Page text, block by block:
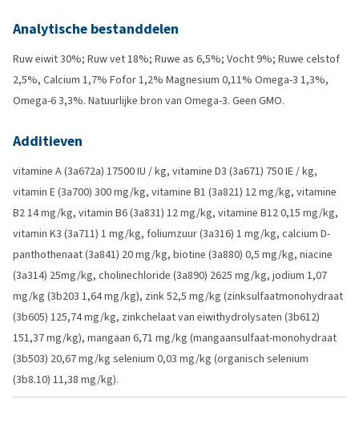
Analytische bestanddelen
Ruw eiwit 30%; Ruw vet 18%; Ruwe as 6,5%; Vocht 9%; Ruwe celstof
2,5%, Calcium 1,7% Fofor 1,2% Magnesium 0,11% Omega-3 1,3%,
Omega-6 3,3%. Natuurlijke bron van Omega-3. Geen GMO.
Additieven
vitamine A (3a672a) 17500 IU / kg, vitamine D3 (3a671) 750 IE / kg,
vitamin E (3a700) 300 mg/kg, vitamine B1 (3a821) 12 mg/kg, vitamine
B2 14 mg/kg, vitamin B6 (3a831) 12 mg/kg, vitamine B12 0,15 mg/kg,
vitamin K3 (3a711) 1 mg/kg, foliumzuur (3a316) 1 mg/kg, calcium D-
panthothenaat (3a841) 20 mg/kg, biotine (3a880) 0,5 mg/kg, niacine
(3a314) 25mg/kg, cholinechloride (3a890) 2625 mg/kg, jodium 1,07
mg/kg (3b203 1,64 mg/kg), zink 52,5 mg/kg (zinksulfaatmonohydraat
(3b605) 125,74 mg/kg, zinkchelaat van eiwithydrolysaten (3b612)
151,37 mg/kg), mangaan 6,71 mg/kg (mangaansulfaat-monohydraat
(3b503) 20,67 mg/kg selenium 0,03 mg/kg (organisch selenium
(3b8.10) 11,38 mg/kg).